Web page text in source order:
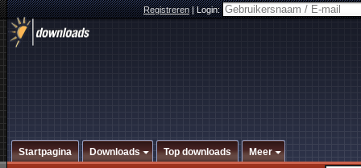
Registreren|Login:
Startpagina Downloads Top downloads Meer